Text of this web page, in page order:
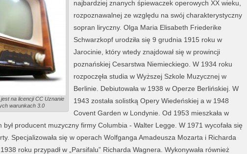
na licencji CC Uznanie
warunkach 3.0
najbardziej znanych śpiewaczek operowych XX wieku,
rozpoznawalnej ze względu na swój charakterystyczny
sopran liryczny. Olga Maria Elisabeth Friederike
Schwarzkopf urodziła się 9 grudnia 1915 roku w
Jarocinie, który wtedy znajdował się w prowincji
poznańskiej Cesarstwa Niemieckiego. W 1934 roku
rozpoczęła studia w Wyższej Szkole Muzycznej w
Berlinie. Debiutowała w 1938 w Operze Berlińskiej. W
1943 została solistką Opery Wiedeńskiej a w 1948
Covent Garden w Londynie. Od 1953 mieszkała w
producent muzyczny firmy Columbia - Walter Legge. W 1971 wycofała się
Specjalizowała się w operach Wolfganga Amadeusza Mozarta i Richarda
roku przypadł w „Parsifalu” Richarda Wagnera. Wykonywała również